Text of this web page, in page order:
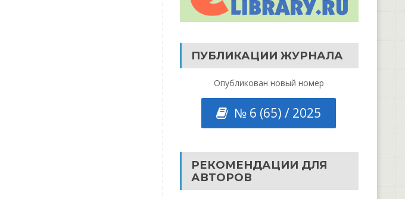
ПУБЛИКАЦИИ ЖУРНАЛА
Опубликован новый номер
№ 6 (65) / 2025
РЕКОМЕНДАЦИИ ДЛЯ
АВТОРОВ